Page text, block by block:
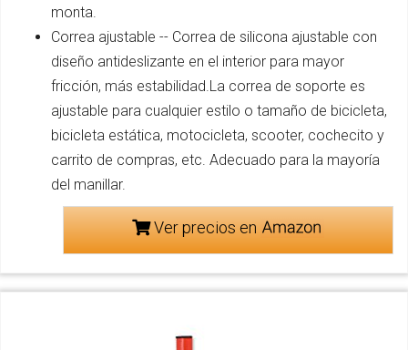
monta.
Correa ajustable -- Correa de silicona ajustable con
diseño antideslizante en el interior para mayor
fricción, más estabilidad.La correa de soporte es
ajustable para cualquier estilo o tamaño de bicicleta,
bicicleta estática, motocicleta, scooter, cochecito y
carrito de compras, etc. Adecuado para la mayoría
del manillar.
Ver precios en